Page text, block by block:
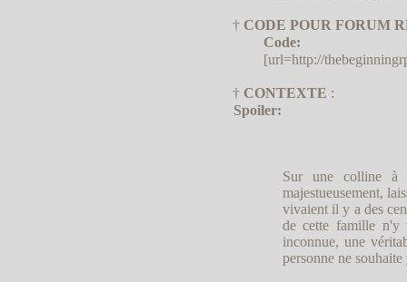
† CODE POUR FORUM
Code:
[url=http://
† CONTEXTE :
Spoiler:
Sur une colline à
majestueusement,
vivaient il y a des
de cette famille n'y
inconnue, une
personne ne